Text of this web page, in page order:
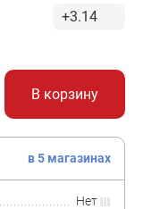
+3.14
В корзину
в 5 магазинах
Нет